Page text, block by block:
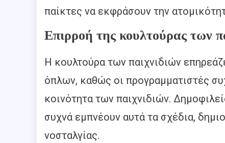
παίκτες να εκφράσουν την
Επιρροή της κουλτούρας των
Η κουλτούρα των παιχνιδιών
όπλων, καθώς οι προγραμματιστές
κοινότητα των παιχνιδιών.
συχνά εμπνέουν αυτά τα σχέδια,
νοσταλγίας.